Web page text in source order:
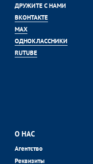
ДРУЖИТЕ С НАМИ
ВКОНТАКТЕ
MAX
ОДНОКЛАССНИКИ
RUTUBE
О НАС
Агентство
Реквизиты